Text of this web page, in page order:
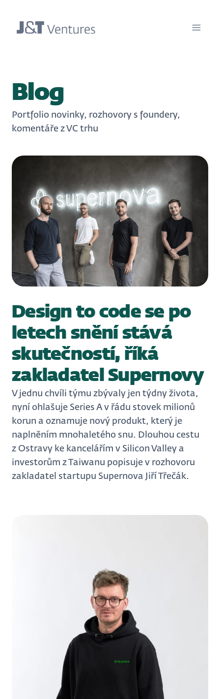
Blog
Portfolio novinky, rozhovory s foundery,
komentáře z VC trhu
Design to code se po
letech snění stává
skutečností, říká
zakladatel Supernovy
V jednu chvíli týmu zbývaly jen týdny života,
nyní ohlašuje Series A v řádu stovek milionů
korun a oznamuje nový produkt, který je
naplněním mnohaletého snu. Dlouhou cestu
z Ostravy ke kancelářím v Silicon Valley a
investorům z Taiwanu popisuje v rozhovoru
zakladatel startupu Supernova Jiří Třečák.